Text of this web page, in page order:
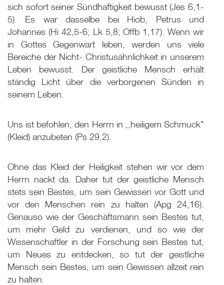
sich sofort seiner Sündhaftigkeit bewusst (Jes 6,1-
5). Es war dasselbe bei Hiob, Petrus und
Johannes (Hi 42,5-6; Lk 5 ,8; Offb 1,17). Wenn wir
in Gottes Gegenwart leben, werden uns viele
Bereiche der Nicht- Christusähnlichkeit in unserem
Leben bewusst. Der geistliche Mensch erhält
ständig Licht über die verborgenen Sünden in
seinem Leben.
Uns ist befohlen, den Herrn in ,,heiligem Schmuck"
(Kleid) anzubeten (Ps 29 ,2).
Ohne das Kleid der Heiligkeit stehen wir vor dem
Herrn nackt da. Daher tut der geistliche Mensch
stets sein Bestes, um sein Gewissen vor Gott und
vor den Menschen rein zu halten (Apg 24,16).
Genauso wie der Geschäftsmann sein Bestes tut,
um mehr Geld zu verdienen, und so wie der
Wissenschaftler in der Forschung sein Bestes tut,
um Neues zu entdecken, so tut der geistliche
Mensch sein Bestes, um sein Gewissen allzeit rein
zu halten.